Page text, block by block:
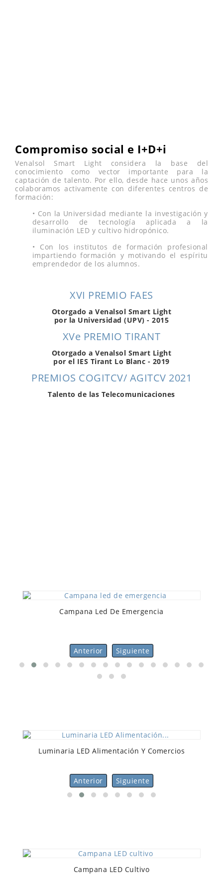
Compromiso social e I+D+i
Venalsol Smart Light considera la base del
conocimiento como vector importante para la
captación de talento. Por ello, desde hace unos años
colaboramos activamente con diferentes centros de
formación:
• Con la Universidad mediante la investigación y
desarrollo de tecnología aplicada a la
iluminación LED y cultivo hidropónico.
• Con los institutos de formación profesional
impartiendo formación y motivando el espíritu
emprendedor de los alumnos.
XVI PREMIO FAES
Otorgado a Venalsol Smart Light
por la Universidad (UPV) - 2015
XVe PREMIO TIRANT
Otorgado a Venalsol Smart Light
por el IES Tirant Lo Blanc - 2019
PREMIOS COGITCV/ AGITCV 2021
Talento de las Telecomunicaciones
Campana Led De Emergencia
Anterior Siguiente
Luminaria LED Alimentación Y Comercios
Anterior Siguiente
Campana LED Cultivo